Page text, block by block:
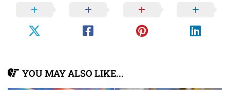
YOU MAY ALSO LIKE...